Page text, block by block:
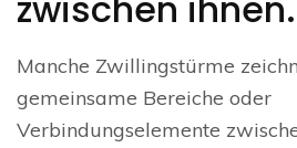
Manche Zwillingstürme
gemeinsame Bereiche oder
Verbindungselemente